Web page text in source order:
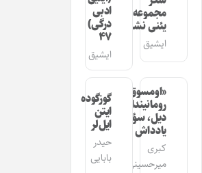
مجموعه‌سینین
یئنی نشری
ایشیق
ادبی
درگی)
۴۷
ایشیق
«اومسوق»
رومانیندا
دیل، سؤز،
یادداش
کبری
میرحسینی
گوزگوده
ایتن
ایل‌لر
حیدر
بابایی